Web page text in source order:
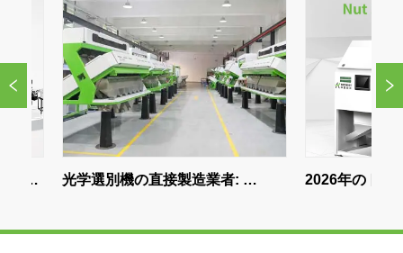
光学選別機の直接製造業者:
2026年のトップ5ナ
分け機